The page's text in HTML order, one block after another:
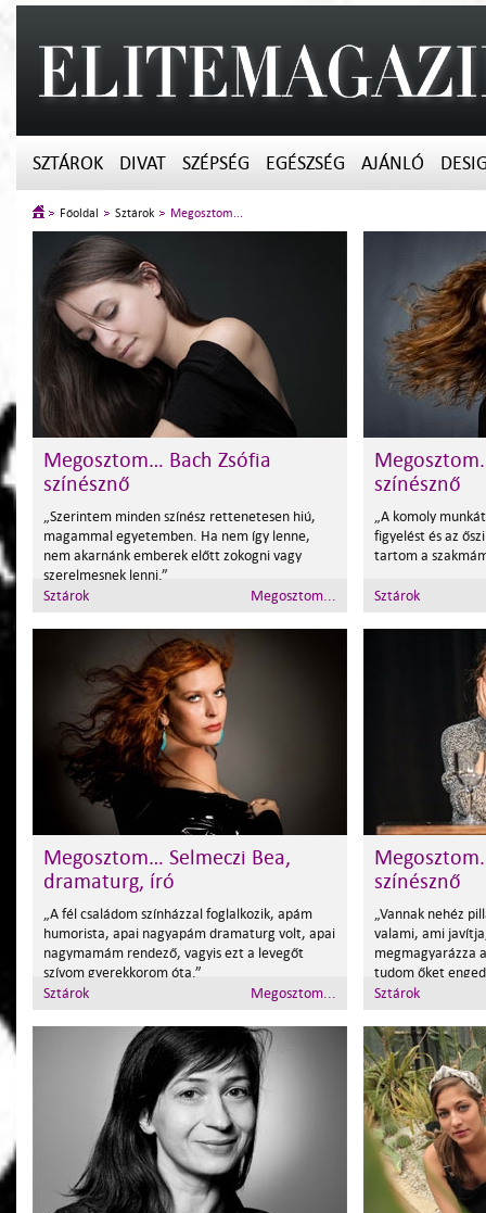
SZTÁROK DIVAT SZÉPSÉG EGÉSZSÉG AJÁNLÓ
Főoldal Sztárok Megosztom...
Megosztom… Bach Zsófia
színésznő
„Szerintem minden színész rettenetesen hiú,
magammal egyetemben. Ha nem így lenne,
nem akarnánk emberek előtt zokogni vagy
szerelmesnek lenni.”
Sztárok
Megosztom...
színésznő
„A komoly
figyelést és az
tartom a
Sztárok
Megosztom… Selmeczi Bea,
dramaturg, író
„A fél családom színházzal foglalkozik, apám
humorista, apai nagyapám dramaturg volt, apai
nagymamám rendező, vagyis ezt a levegőt
szívom gyerekkorom óta.”
Sztárok
Megosztom...
színésznő
„Vannak nehéz
valami, ami
megmagyarázza
tudom őket
Sztárok